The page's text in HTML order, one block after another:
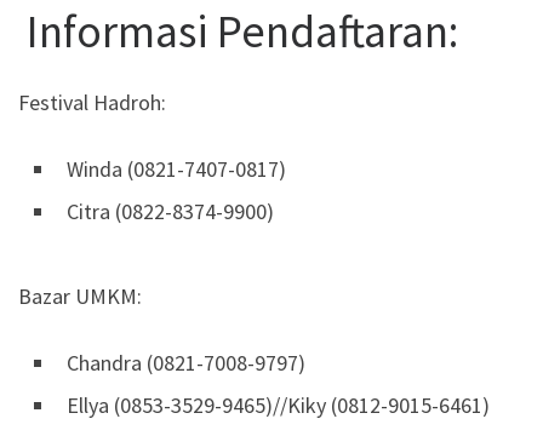
Informasi Pendaftaran:
Festival Hadroh:
Winda (0821-7407-0817)
Citra (0822-8374-9900)
Bazar UMKM:
Chandra (0821-7008-9797)
Ellya (0853-3529-9465)//Kiky (0812-9015-6461)